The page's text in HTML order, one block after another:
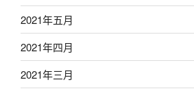
2021年五月
2021年四月
2021年三月